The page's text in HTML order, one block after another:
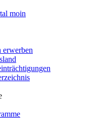
moin
erwerben